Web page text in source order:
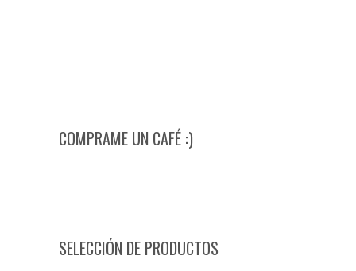
COMPRAME UN CAFÉ :)
SELECCIÓN DE PRODUCTOS